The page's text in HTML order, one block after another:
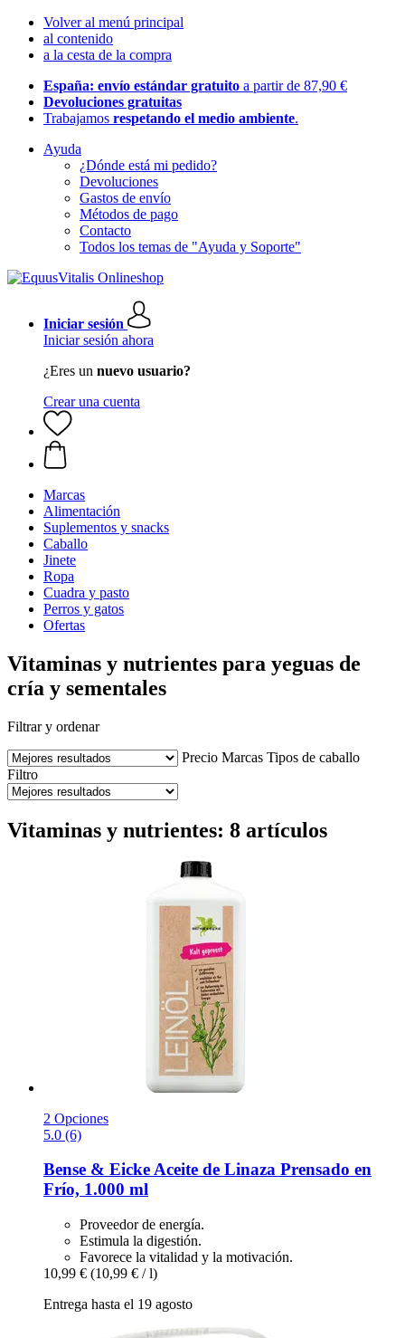
Volver al menú principal
al contenido
a la cesta de la compra
España: envío estándar gratuito a partir de 87,90 €
Devoluciones gratuitas
Trabajamos respetando el medio ambiente.
Ayuda
¿Dónde está mi pedido?
Devoluciones
Gastos de envío
Métodos de pago
Contacto
Todos los temas de "Ayuda y Soporte"
Iniciar sesión
Iniciar sesión ahora
¿Eres un nuevo usuario?
Crear una cuenta
Marcas
Alimentación
Suplementos y snacks
Caballo
Jinete
Ropa
Cuadra y pasto
Perros y gatos
Ofertas
Vitaminas y nutrientes para yeguas de
cría y sementales
Filtrar y ordenar
Precio Marcas Tipos de caballo
Filtro
Vitaminas y nutrientes: 8 artículos
2 Opciones
5.0 (6)
Bense & EickeAceite de Linaza Prensado en
Frío, 1.000 ml
Proveedor de energía.
Estimula la digestión.
Favorece la vitalidad y la motivación.
10,99 € (10,99 € / l)
Entrega hasta el 19 agosto